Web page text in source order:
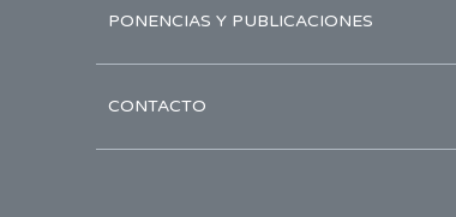
PONENCIAS Y PUBLICACIONES
CONTACTO